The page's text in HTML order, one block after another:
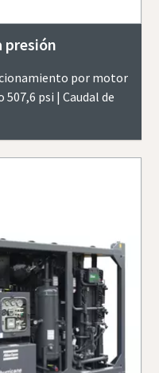
presión
por motor
psi | Caudal de